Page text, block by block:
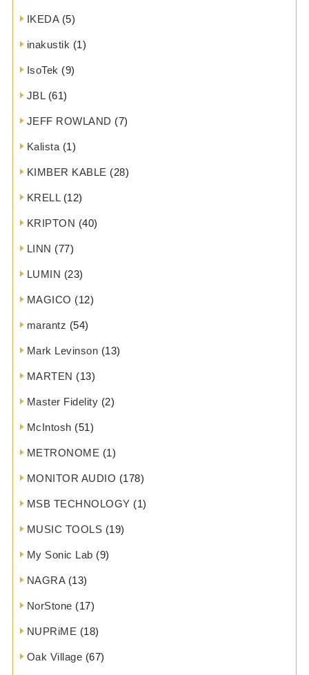
IKEDA(5)
inakustik (1)
IsoTek (9)
JBL(61)
JEFF ROWLAND (7)
Kalista (1)
KIMBER KABLE (28)
KRELL(12)
KRIPTON (40)
LINN (77)
LUMIN (23)
MAGICO (12)
marantz (54)
Mark Levinson (13)
MARTEN (13)
Master Fidelity (2)
McIntosh (51)
METRONOME (1)
MONITOR AUDIO (178)
MSB TECHNOLOGY (1)
MUSIC TOOLS (19)
My Sonic Lab (9)
NAGRA(13)
NorStone (17)
NUPRiME (18)
Oak Village (67)